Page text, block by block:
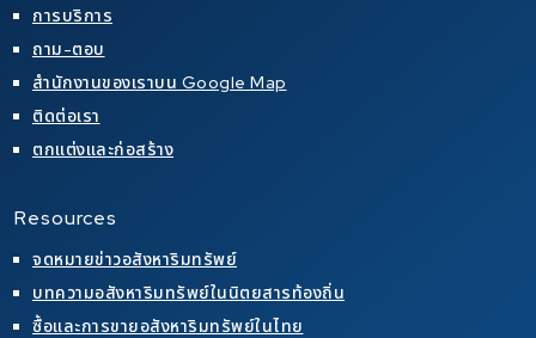
การบริการ
ถาม-ตอบ
สำนักงานของเราบน Google Map
ติดต่อเรา
ตกแต่งและก่อสร้าง
Resources
จดหมายข่าวอสังหาริมทรัพย์
บทความอสังหาริมทรัพย์ในนิตยสารท้องถิ่น
ซื้อและการขายอสังหาริมทรัพย์ในไทย